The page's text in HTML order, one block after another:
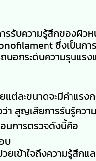
รรับความรู้สึกของผิว
ซึ่งเป็นกา
อกระดับความรุนแรง
ต่ละขนาดจะมีค่าแรง
า สูญเสียการรับรู้ควา
นการตรวจดังนี้คือ
บ
เข้าใจถึงความรู้สึกแ